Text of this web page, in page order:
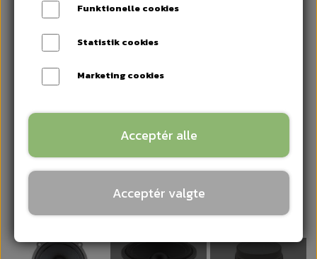
Funktionelle cookies
Statistik cookies
Marketing cookies
Acceptér alle
Acceptér valgte